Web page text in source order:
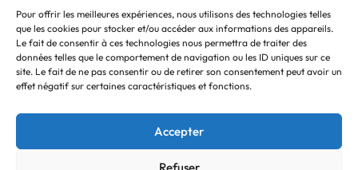
Pour offrir les meilleures expériences, nous utilisons des technologies telles
que les cookies pour stocker et/ou accéder aux informations des appareils.
Le fait de consentir à ces technologies nous permettra de traiter des
données telles que le comportement de navigation ou les ID uniques sur ce
site. Le fait de ne pas consentir ou de retirer son consentement peut avoir un
effet négatif sur certaines caractéristiques et fonctions.
Accepter
Refuser
Nous suivre sur les réseaux :
S’inscrire à la newletter :
J'accepte la politique de confidentialité